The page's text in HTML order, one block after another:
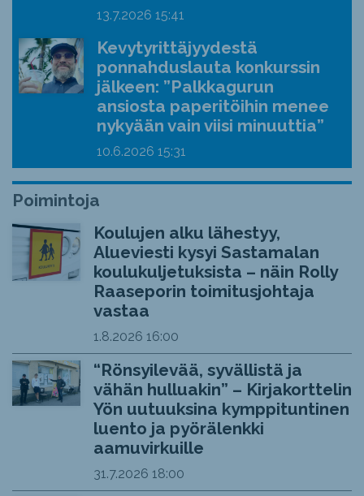
13.7.2026 15:41
Kevytyrittäjyydestä
ponnahduslauta konkurssin
jälkeen: ”Palkkagurun
ansiosta paperitöihin menee
nykyään vain viisi minuuttia”
10.6.2026 15:31
Poimintoja
Koulujen alku lähestyy,
Alueviesti kysyi Sastamalan
koulukuljetuksista – näin Rolly
Raaseporin toimitusjohtaja
vastaa
1.8.2026 16:00
“Rönsyilevää, syvällistä ja
vähän hulluakin” – Kirjakorttelin
Yön uutuuksina kymppituntinen
luento ja pyörälenkki
aamuvirkuille
31.7.2026 18:00